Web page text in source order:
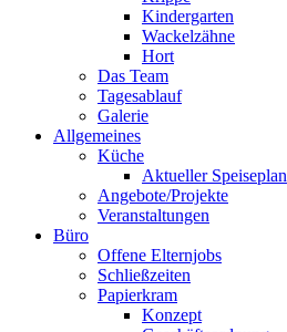
Kindergarten
Wackelzähne
Hort
Das Team
Tagesablauf
Galerie
Allgemeines
Küche
Aktueller Speiseplan
Angebote/Projekte
Veranstaltungen
Büro
Offene Elternjobs
Schließzeiten
Papierkram
Konzept